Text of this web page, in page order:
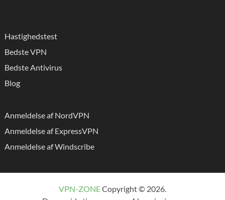
Hastighedstest
Bedste VPN
Bedste Antivirus
Blog
Anmeldelse af NordVPN
Anmeldelse af ExpressVPN
Anmeldelse af Windscribe
VPN-ZONECopyright © 2026.